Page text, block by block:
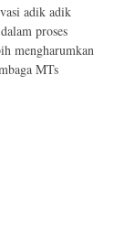
adik adik
proses
mengharumkan
MTs